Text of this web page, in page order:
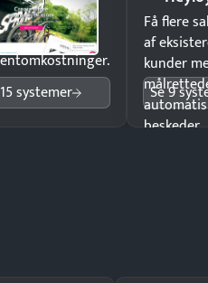
hele landet
systemer
Få flere
af
kunder
beskeder.
Se 9